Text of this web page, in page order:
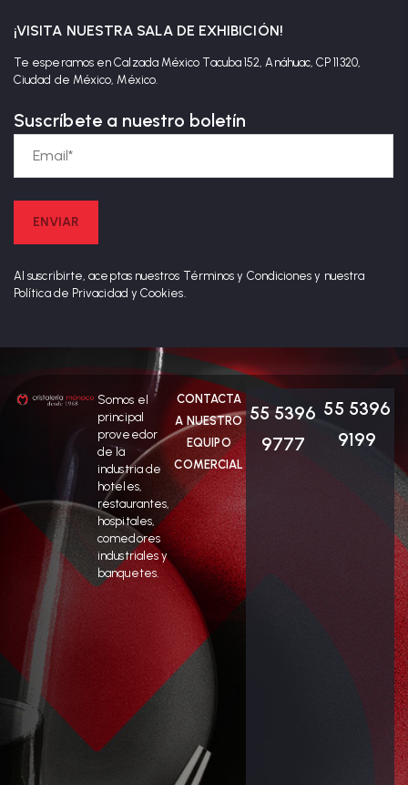
¡VISITA NUESTRA SALA DE EXHIBICIÓN!
Te esperamos en Calzada México Tacuba 152, Anáhuac, CP 11320,
Ciudad de México, México.
Suscríbete a nuestro boletín
Al suscribirte, aceptas nuestros Términos y Condiciones y nuestra
Política de Privacidad y Cookies.
Somos el
principal
proveedor
de la
industria de
hoteles,
restaurantes,
hospitales,
comedores
industriales y
banquetes.
CONTACTA
A NUESTRO
EQUIPO
COMERCIAL
55 5396
9777
55 5396
9199